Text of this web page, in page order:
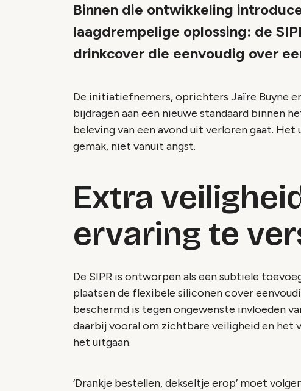
Binnen die ontwikkeling
laagdrempelige oplossing: de
drinkcover die eenvoudig over
De initiatiefnemers, oprichters Jaïre Buyne
bijdragen aan een nieuwe standaard binnen
beleving van een avond uit verloren gaat.
gemak, niet vanuit angst.
Extra
ervaring te
De SIPR is ontworpen als een subtiele
plaatsen de flexibele siliconen cover
beschermd is tegen ongewenste invloeden
daarbij vooral om zichtbare veiligheid en het
het uitgaan.
‘Drankje bestellen, dekseltje erop’ moet